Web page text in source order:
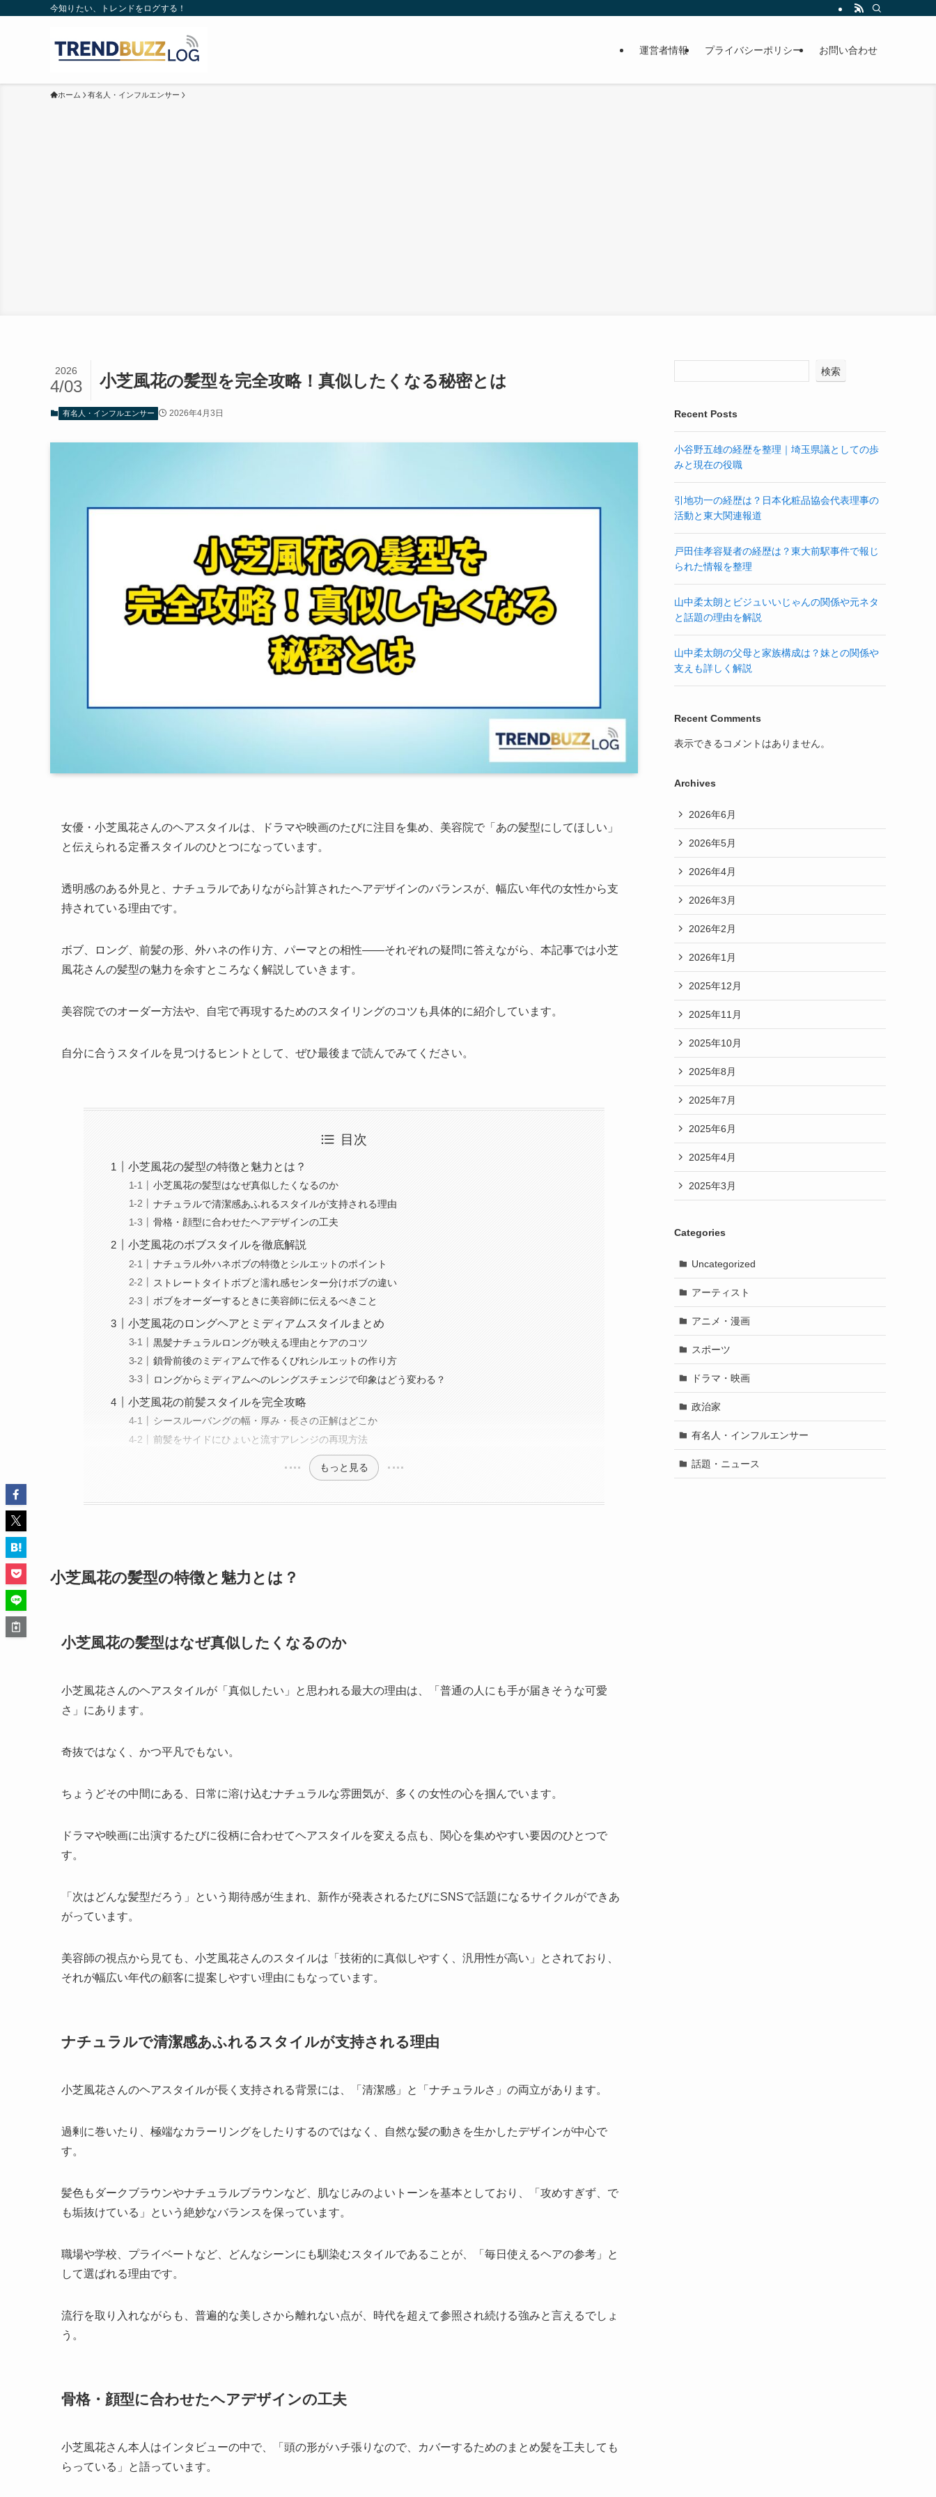
今知りたい、トレンドをログする！
運営者情報 プライバシーポリシー お問い合わせ
ホーム 有名人・インフルエンサー
小芝風花の髪型を完全攻略！真似したくなる秘密とは
2026
4/03
有名人・インフルエンサー 2026年4月3日
女優・小芝風花さんのヘアスタイルは、ドラマや映画のたびに注目を集め、美容院で「あの髪型にしてほしい」
と伝えられる定番スタイルのひとつになっています。
透明感のある外見と、ナチュラルでありながら計算されたヘアデザインのバランスが、幅広い年代の女性から支
持されている理由です。
ボブ、ロング、前髪の形、外ハネの作り方、パーマとの相性――それぞれの疑問に答えながら、本記事では小芝
風花さんの髪型の魅力を余すところなく解説していきます。
美容院でのオーダー方法や、自宅で再現するためのスタイリングのコツも具体的に紹介しています。
自分に合うスタイルを見つけるヒントとして、ぜひ最後まで読んでみてください。
目次
小芝風花の髪型の特徴と魅力とは？
小芝風花の髪型はなぜ真似したくなるのか
ナチュラルで清潔感あふれるスタイルが支持される理由
骨格・顔型に合わせたヘアデザインの工夫
小芝風花のボブスタイルを徹底解説
ナチュラル外ハネボブの特徴とシルエットのポイント
ストレートタイトボブと濡れ感センター分けボブの違い
ボブをオーダーするときに美容師に伝えるべきこと
小芝風花のロングヘアとミディアムスタイルまとめ
黒髪ナチュラルロングが映える理由とケアのコツ
鎖骨前後のミディアムで作るくびれシルエットの作り方
ロングからミディアムへのレングスチェンジで印象はどう変わる？
小芝風花の前髪スタイルを完全攻略
シースルーバングの幅・厚み・長さの正解はどこか
前髪をサイドにひょいと流すアレンジの再現方法
もっと見る
小芝風花の髪型の特徴と魅力とは？
小芝風花の髪型はなぜ真似したくなるのか
小芝風花さんのヘアスタイルが「真似したい」と思われる最大の理由は、「普通の人にも手が届きそうな可愛
さ」にあります。
奇抜ではなく、かつ平凡でもない。
ちょうどその中間にある、日常に溶け込むナチュラルな雰囲気が、多くの女性の心を掴んでいます。
ドラマや映画に出演するたびに役柄に合わせてヘアスタイルを変える点も、関心を集めやすい要因のひとつで
す。
「次はどんな髪型だろう」という期待感が生まれ、新作が発表されるたびにSNSで話題になるサイクルができあ
がっています。
美容師の視点から見ても、小芝風花さんのスタイルは「技術的に真似しやすく、汎用性が高い」とされており、
それが幅広い年代の顧客に提案しやすい理由にもなっています。
ナチュラルで清潔感あふれるスタイルが支持される理由
小芝風花さんのヘアスタイルが長く支持される背景には、「清潔感」と「ナチュラルさ」の両立があります。
過剰に巻いたり、極端なカラーリングをしたりするのではなく、自然な髪の動きを生かしたデザインが中心で
す。
髪色もダークブラウンやナチュラルブラウンなど、肌なじみのよいトーンを基本としており、「攻めすぎず、で
も垢抜けている」という絶妙なバランスを保っています。
職場や学校、プライベートなど、どんなシーンにも馴染むスタイルであることが、「毎日使えるヘアの参考」と
して選ばれる理由です。
流行を取り入れながらも、普遍的な美しさから離れない点が、時代を超えて参照され続ける強みと言えるでしょ
う。
骨格・顔型に合わせたヘアデザインの工夫
小芝風花さん本人はインタビューの中で、「頭の形がハチ張りなので、カバーするためのまとめ髪を工夫しても
らっている」と語っています。
検索
Recent Posts
小谷野五雄の経歴を整理｜埼玉県議としての歩
みと現在の役職
引地功一の経歴は？日本化粧品協会代表理事の
活動と東大関連報道
戸田佳孝容疑者の経歴は？東大前駅事件で報じ
られた情報を整理
山中柔太朗とビジュいいじゃんの関係や元ネタ
と話題の理由を解説
山中柔太朗の父母と家族構成は？妹との関係や
支えも詳しく解説
Recent Comments
表示できるコメントはありません。
Archives
2026年6月
2026年5月
2026年4月
2026年3月
2026年2月
2026年1月
2025年12月
2025年11月
2025年10月
2025年8月
2025年7月
2025年6月
2025年4月
2025年3月
Categories
Uncategorized
アーティスト
アニメ・漫画
スポーツ
ドラマ・映画
政治家
有名人・インフルエンサー
話題・ニュース